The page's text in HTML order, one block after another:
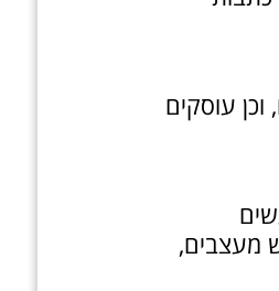
עוסקים
מעצבים,